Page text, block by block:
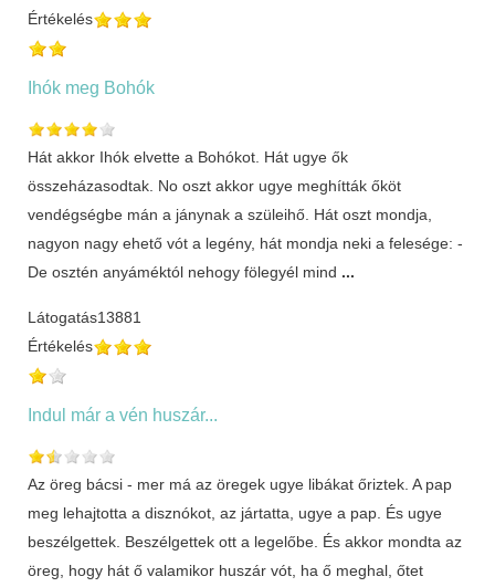
Értékelés
Ihók meg Bohók
Hát akkor Ihók elvette a Bohókot. Hát ugye ők
összeházasodtak. No oszt akkor ugye meghítták őköt
vendégségbe mán a jánynak a szüleihő. Hát oszt mondja,
nagyon nagy ehető vót a legény, hát mondja neki a felesége: -
De osztén anyáméktól nehogy fölegyél mind ...
Látogatás13881
Értékelés
Indul már a vén huszár...
Az öreg bácsi - mer má az öregek ugye libákat őriztek. A pap
meg lehajtotta a disznókot, az jártatta, ugye a pap. És ugye
beszélgettek. Beszélgettek ott a legelőbe. És akkor mondta az
öreg, hogy hát ő valamikor huszár vót, ha ő meghal, őtet